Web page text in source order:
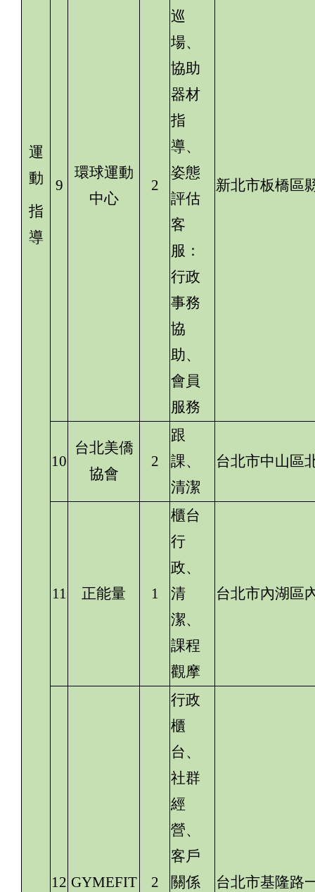
運
動
指
導
9
環球運動
中心
2
巡
場、
協助
器材
指
導、
姿態
評估
客
服：
行政
事務
協
助、
會員
服務
新北市板橋區
10
台北美僑
協會
2
跟
課、
清潔
台北市中山區
11 正能量 1
櫃台
行
政、
清
潔、
課程
觀摩
台北市內湖區
12 GYMEFIT 2
行政
櫃
台、
社群
經
營、
客戶
關係
台北市基隆路